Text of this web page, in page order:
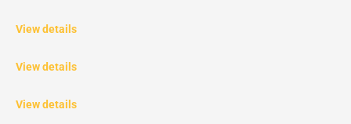
View details
View details
View details